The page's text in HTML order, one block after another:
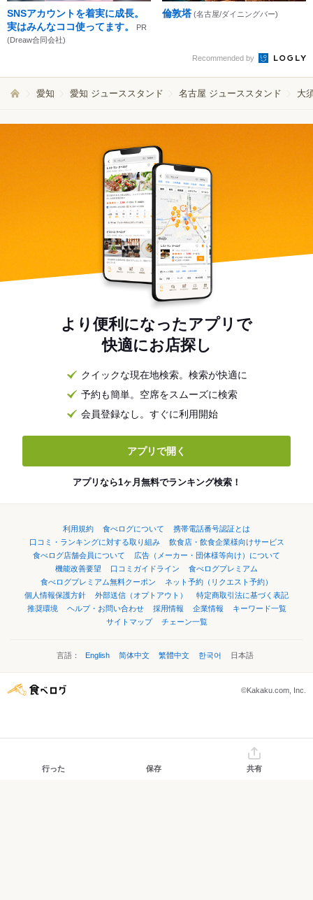
SNSアカウントを着実に成長。
実はみんなココ使ってます。
PR
(Dreaw合同会社)
倫敦塔 (名古屋/ダイニングバー)
Recommended by
愛知 愛知 ジューススタンド 名古屋 ジューススタンド 大
より便利になったアプリで
快適にお店探し
クイックな現在地検索。検索が快適に
予約も簡単。空席をスムーズに検索
会員登録なし。すぐに利用開始
アプリで開く
アプリなら1ヶ月無料でランキング検索！
利用規約 食べログについて
携帯電話番号認証とは
口コミ・ランキングに対する取り組み
飲食店・飲食企業様向けサービス
食べログ店舗会員について
広告（メーカー・団体様等向け）について
機能改善要望
口コミガイドライン
食べログプレミアム
食べログプレミアム無料クーポン
ネット予約（リクエスト予約）
個人情報保護方針
外部送信（オプトアウト）
特定商取引法に基づく表記
推奨環境
ヘルプ・お問い合わせ 採用情報 企業情報
キーワード一覧
サイトマップ
チェーン一覧
言語： English 简体中文 繁體中文 한국어 日本語
©Kakaku.com, Inc.
行った 保存 共有